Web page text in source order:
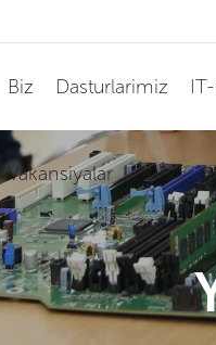
Biz Dasturlarimiz
Vakansiyalar